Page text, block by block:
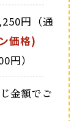
円（通
価格)
円）
金額でご